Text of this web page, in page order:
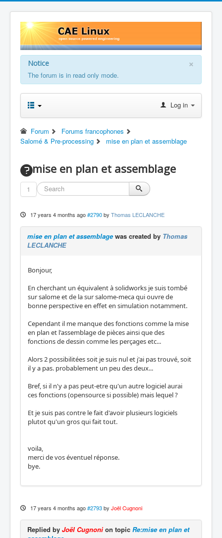
×
Notice
The forum is in read only mode.
Log in
Forum
Forums francophones
Salomé & Pre-processing
mise en plan et assemblage
mise en plan et assemblage
1
17 years 4 months ago #2790 by Thomas LECLANCHE
mise en plan et assemblagewas created by Thomas
LECLANCHE
Bonjour,
En cherchant un équivalent à solidworks je suis tombé
sur salome et de la sur salome-meca qui ouvre de
bonne perspective en effet en simulation notamment.
Cependant il me manque des fonctions comme la mise
en plan et l'assemblage de pièces ainsi que des
fonctions de dessin comme les perçages etc...
Alors 2 possibilitées soit je suis nul et j'ai pas trouvé, soit
il y a pas. probablement un peu des deux...
Bref, si il n'y a pas peut-etre qu'un autre logiciel aurai
ces fonctions (opensource si possible) mais lequel ?
Et je suis pas contre le fait d'avoir plusieurs logiciels
plutot qu'un gros qui fait tout.
voila,
merci de vos éventuel réponse.
bye.
17 years 4 months ago #2793 by Joël Cugnoni
Replied by Joël Cugnonion topic Re:mise en plan et